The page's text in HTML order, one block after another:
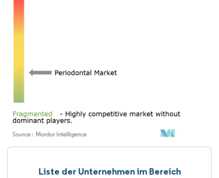
Liste der Unternehmen im Bereich